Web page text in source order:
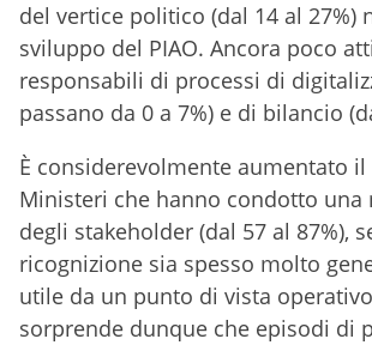
del vertice politico (dal 14 al 27%)
sviluppo del PIAO. Ancora poco
responsabili di processi di
passano da 0 a 7%) e di bilancio
È considerevolmente aumentato
Ministeri che hanno condotto una
degli stakeholder (dal 57 al 87%),
ricognizione sia spesso molto
utile da un punto di vista
sorprende dunque che episodi di